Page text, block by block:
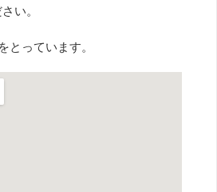
い。
とっています。